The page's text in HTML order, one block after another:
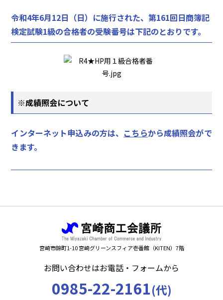
令和4年6月12日（日）に施行された、第161回日商簿記
検定試験1級の合格者の受験番号は下記のとおりです。
※成績照会について
インターネット申込みの方は、 こちらから成績照会がで
きます。
宮崎市錦町1-10 宮崎グリーンスフィア壱番館（KITEN）7階
お問い合わせはお電話・フォームから
0985-22-2161(代)